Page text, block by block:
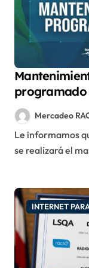
programado
Mercadeo
Le informamos que bajo la gestión de cambio RFC #70,
se realizará el
INTERNET